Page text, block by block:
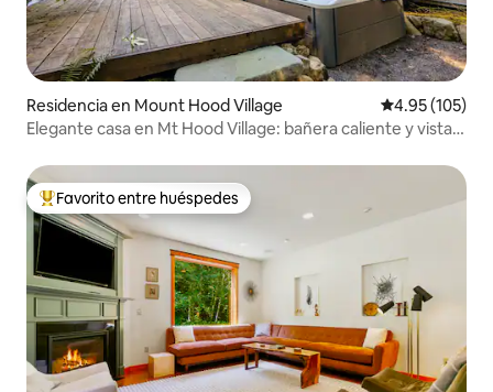
Residencia en Mount Hood Village Calificación
4.95 (105)
Elegante casa en Mt Hood Village: bañera caliente y vistas
De los mejores en Favorito entre huéspedes
Favorito entre huéspedes